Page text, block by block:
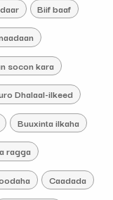
Biif baaf
socon kara
Dhalaal-ilkeed
Buuxinta ilkaha
ragga
Caadada